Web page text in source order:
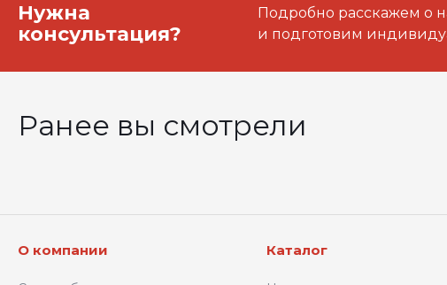
Нужна
консультация?
Подробно расскажем о
и подготовим
Ранее вы смотрели
О компании Каталог